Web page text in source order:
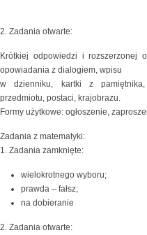
2. Zadania otwarte:
Krótkiej odpowiedzi i rozszerzonej
opowiadania z dialogiem, wpisu
w dzienniku, kartki z
przedmiotu, postaci, krajobrazu.
Formy użytkowe: ogłoszenie,
Zadania z matematyki:
1. Zadania zamknięte:
wielokrotnego wyboru;
prawda – fałsz;
na dobieranie
2. Zadania otwarte: